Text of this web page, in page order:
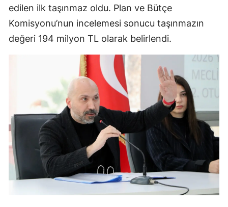
edilen ilk taşınmaz oldu. Plan ve Bütçe
Komisyonu’nun incelemesi sonucu taşınmazın
değeri 194 milyon TL olarak belirlendi.